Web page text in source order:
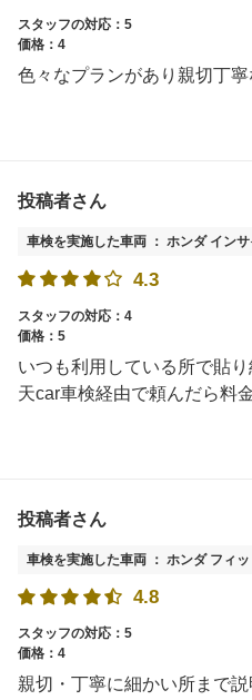
スタッフの対応：5
価格：4
色々なプランがあり親切丁
投稿者さん
車検を実施した車両 ： ホンダ インサ
4.3
スタッフの対応：4
価格：5
いつも利用している所で貼
天car車検経由で頼んだら料
投稿者さん
車検を実施した車両 ： ホンダ フィ
4.8
スタッフの対応：5
価格：4
親切・丁寧に細かい所まで